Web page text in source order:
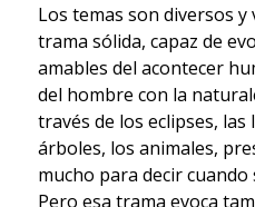
Los temas son diversos
trama sólida, capaz de
amables del acontecer
del hombre con la
través de los eclipses, las
árboles, los animales,
mucho para decir cuando
Pero esa trama evoca